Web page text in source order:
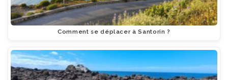
Comment se déplacer à Santorin ?